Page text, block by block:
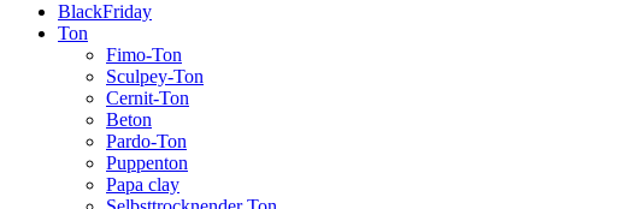
BlackFriday
Ton
Fimo-Ton
Sculpey-Ton
Cernit-Ton
Beton
Pardo-Ton
Puppenton
Papa clay